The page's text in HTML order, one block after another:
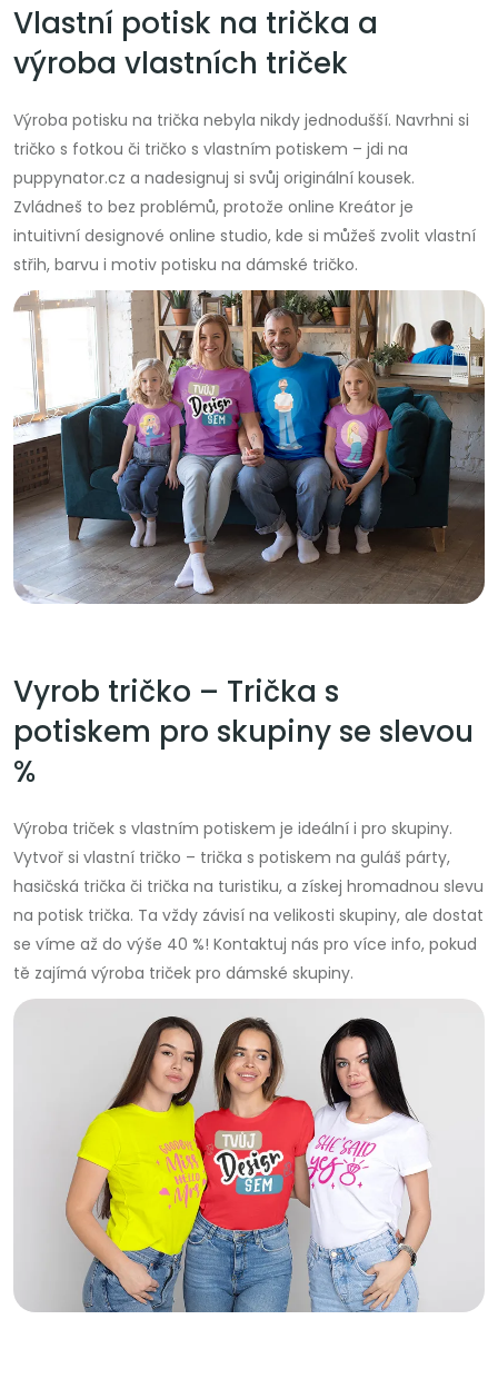
Vlastní potisk na trička a
výroba vlastních triček
Výroba potisku na trička nebyla nikdy jednodušší. Navrhni si
tričko s fotkou či tričko s vlastním potiskem – jdi na
puppynator.cz a nadesignuj si svůj originální kousek.
Zvládneš to bez problémů, protože online Kreátor je
intuitivní designové online studio, kde si můžeš zvolit vlastní
střih, barvu i motiv potisku na dámské tričko.
Vyrob tričko – Trička s
potiskem pro skupiny se slevou
%
Výroba triček s vlastním potiskem je ideální i pro skupiny.
Vytvoř si vlastní tričko – trička s potiskem na guláš párty,
hasičská trička či trička na turistiku, a získej hromadnou slevu
na potisk trička. Ta vždy závisí na velikosti skupiny, ale dostat
se víme až do výše 40 %! Kontaktuj nás pro více info, pokud
tě zajímá výroba triček pro dámské skupiny.